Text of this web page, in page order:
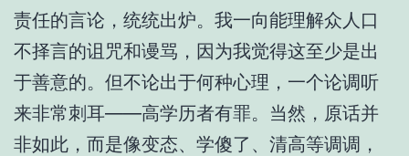
责任的言论，统统出炉。我一向能理解众人口
不择言的诅咒和谩骂，因为我觉得这至少是出
于善意的。但不论出于何种心理，一个论调听
来非常刺耳——高学历者有罪。当然，原话并
非如此，而是像变态、学傻了、清高等调调，